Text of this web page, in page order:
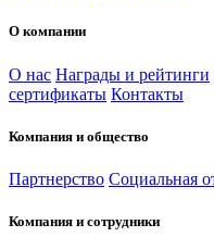
О компании
О нас Награды и рейтинги
сертификаты Контакты
Компания и общество
Партнерство Социальная
Компания и сотрудники